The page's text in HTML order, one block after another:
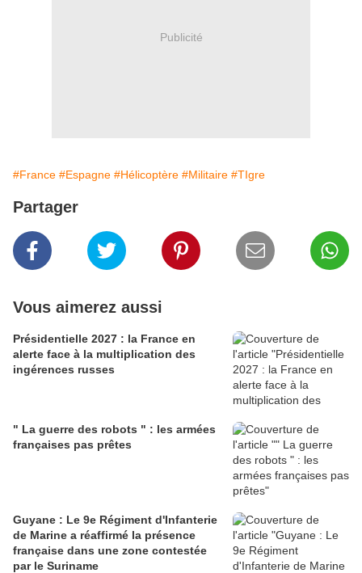
Publicité
#France #Espagne #Hélicoptère #Militaire #TIgre
Partager
Vous aimerez aussi
Présidentielle 2027 : la France en
alerte face à la multiplication des
ingérences russes
" La guerre des robots " : les armées
françaises pas prêtes
Guyane : Le 9e Régiment d'Infanterie
de Marine a réaffirmé la présence
française dans une zone contestée
par le Suriname